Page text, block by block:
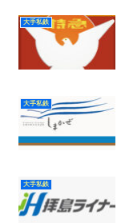
大手私鉄
大手私鉄
大手私鉄